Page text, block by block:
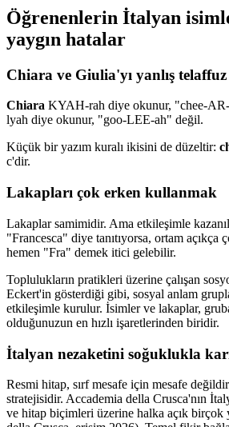
Öğrenenlerin İtalyan
yaygın hatalar
Chiara ve Giulia'yı yanlış
Chiara KYAH-rah diye okunur, "chee-
lyah diye okunur, "goo-LEE-ah" değil.
Küçük bir yazım kuralı ikisini de düzeltir:
c'dir.
Lakapları çok erken kullanmak
Lakaplar samimidir. Ama etkileşimle
"Francesca" diye tanıtıyorsa, ortam açıkça
hemen "Fra" demek itici gelebilir.
Toplulukların pratikleri üzerine çalışan
Eckert'in gösterdiği gibi, sosyal anlam
etkileşimle kurulur. İsimler ve lakaplar,
olduğunuzun en hızlı işaretlerinden biridir.
İtalyan nezaketini soğuklukla
Resmi hitap, sırf mesafe için mesafe
stratejisidir. Accademia della Crusca'nın
ve hitap biçimleri üzerine halka açık birçok